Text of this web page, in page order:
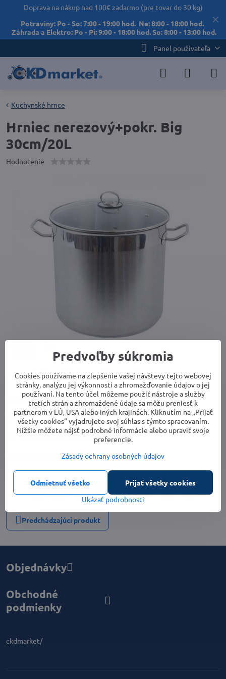
✕
Doprava na nákup nad 100€ zadarmo (pre tovar do 30 kg)
Potraviny: Po - So: 7:00 - 19:00 hod. Ne: 8:00 - 18:00 hod.
Záhrada a Elektro: Po - Pi: 9:00 - 18:00 hod. So: 8:00 - 13:00 hod.
Panel používateľa
Kuchynské hrnce
Hrniec nerezový+pokr. Big
30cm/20L
Hodnotenie
nerezový, objem 20l, priemer 30cm, s pokrievkou
Vypredané
74,72 €
Doručenia
FacebookTwitterBlueskyPinterestRedditLinkedInWhatsApp
E-
Predchádzajúci produkt
Objednávky
Obchodné
podmienky
ckdmarket/
Predvoľby súkromia
Cookies používame na zlepšenie vašej návštevy tejto webovej
stránky, analýzu jej výkonnosti a zhromažďovanie údajov o jej
používaní. Na tento účel môžeme použiť nástroje a služby
tretích strán a zhromaždené údaje sa môžu preniesť k
partnerom v EÚ, USA alebo iných krajinách. Kliknutím na „Prijať
všetky cookies“ vyjadrujete svoj súhlas s týmto spracovaním.
Nižšie môžete nájsť podrobné informácie alebo upraviť svoje
preferencie.
Zásady ochrany osobných údajov
Ukázať podrobnosti
Prijať všetky cookies
Odmietnuť všetko